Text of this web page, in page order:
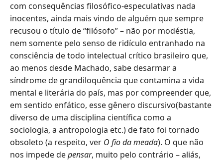
com consequências filosófico-especulativas nada
inocentes, ainda mais vindo de alguém que sempre
recusou o título de “filósofo” – não por modéstia,
nem somente pelo senso de ridículo entranhado na
consciência de todo intelectual crítico brasileiro que,
ao menos desde Machado, sabe desarmar a
síndrome de grandiloquência que contamina a vida
mental e literária do país, mas por compreender que,
em sentido enfático, esse gênero discursivo(bastante
diverso de uma disciplina científica como a
sociologia, a antropologia etc.) de fato foi tornado
obsoleto (a respeito, ver O fio da meada). O que não
nos impede depensar, muito pelo contrário – aliás,